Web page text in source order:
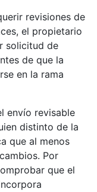
revisiones de
el propietario
solicitud de
de que la
en la rama
envío revisable
distinto de la
que al menos
Por
que el